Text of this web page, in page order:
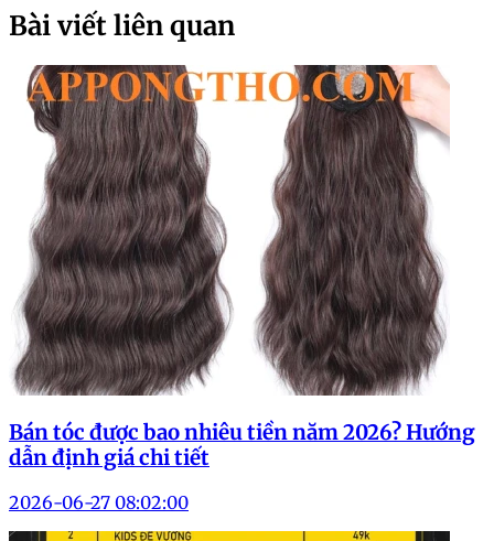
Bài viết liên quan
Bán tóc được bao nhiêu tiền năm 2026? Hướng
dẫn định giá chi tiết
2026-06-27 08:02:00